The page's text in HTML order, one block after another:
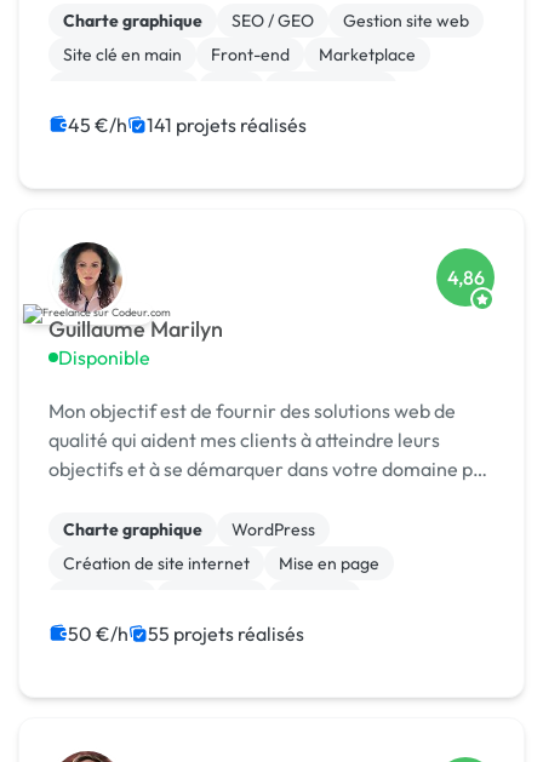
Charte graphique SEO / GEO
Gestion site web
Site clé en main
Front-end
Marketplace
Migration ou refonte de site
45 €/h 141 projets réalisés
Guillaume Marilyn
Disponible
4,86
Mon objectif est de fournir des solutions web de
qualité qui aident mes clients à atteindre leurs
objectifs et à se démarquer dans votre domaine par
fonctionnelles qui captivent les utilisateurs. Je
vou...
Charte graphique
WordPress
Création de site internet
Mise en page
Community management
Formation
50 €/h 55 projets réalisés